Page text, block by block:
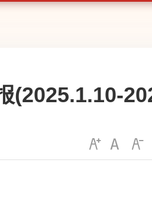
(2025.1.10-